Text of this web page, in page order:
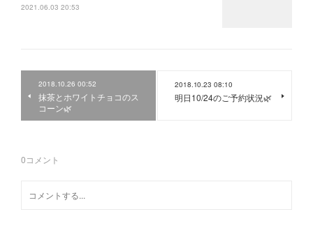
2021.06.03 20:53
2018.10.26 00:52
抹茶とホワイトチョコのス
コーン🌿
2018.10.23 08:10
明日10/24のご予約状況🌿
0コメント